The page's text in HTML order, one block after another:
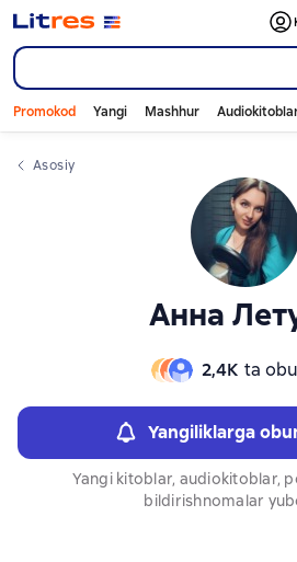
Promokod Yangi Mashhur
Asosiy
Анна
2,4К ta
Yangiliklarga
Yangi kitoblar, audiokitoblar,
bildirishnomalar
Слайдер с книгами